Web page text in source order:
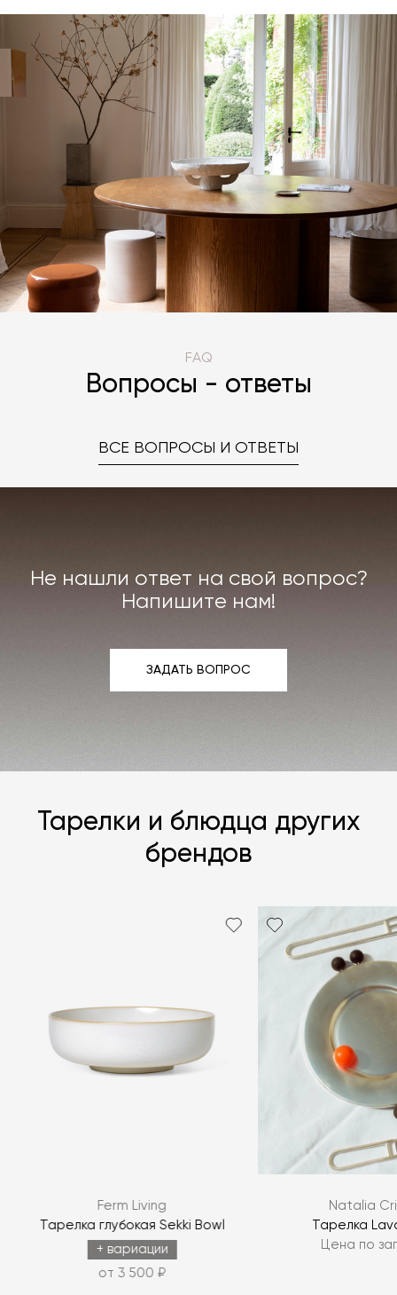
FAQ
Вопросы - ответы
ВСЕ ВОПРОСЫ И ОТВЕТЫ
Не нашли ответ на свой вопрос?
Напишите нам!
ЗАДАТЬ ВОПРОС
Тарелки и блюдца других
брендов
Ferm Living
Тарелка глубокая Sekki Bowl
+ вариации
от 3 500 ₽
Natalia
Тарелка
Цена по